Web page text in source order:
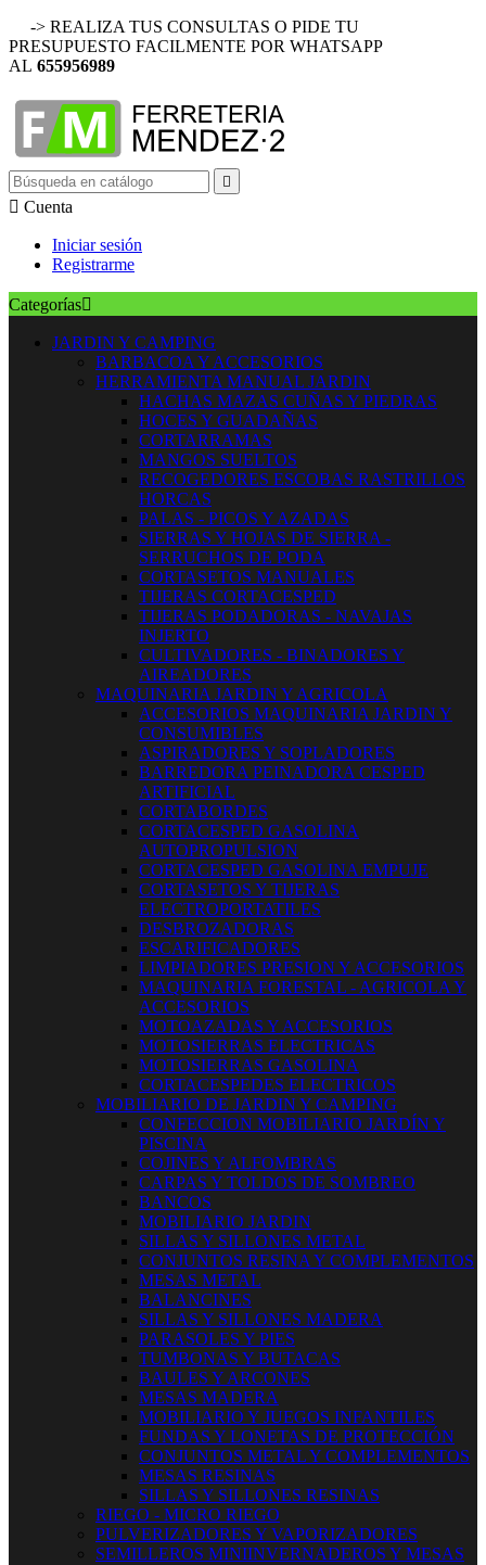
-> REALIZA TUS CONSULTAS O PIDE TU
PRESUPUESTO FACILMENTE POR WHATSAPP
AL 655956989

 Cuenta
Iniciar sesión
Registrarme
Categorías
JARDIN Y CAMPING
BARBACOA Y ACCESORIOS
HERRAMIENTA MANUAL JARDIN
HACHAS MAZAS CUÑAS Y PIEDRAS
HOCES Y GUADAÑAS
CORTARRAMAS
MANGOS SUELTOS
RECOGEDORES ESCOBAS RASTRILLOS
HORCAS
PALAS - PICOS Y AZADAS
SIERRAS Y HOJAS DE SIERRA -
SERRUCHOS DE PODA
CORTASETOS MANUALES
TIJERAS CORTACESPED
TIJERAS PODADORAS - NAVAJAS
INJERTO
CULTIVADORES - BINADORES Y
AIREADORES
MAQUINARIA JARDIN Y AGRICOLA
ACCESORIOS MAQUINARIA JARDIN Y
CONSUMIBLES
ASPIRADORES Y SOPLADORES
BARREDORA PEINADORA CESPED
ARTIFICIAL
CORTABORDES
CORTACESPED GASOLINA
AUTOPROPULSION
CORTACESPED GASOLINA EMPUJE
CORTASETOS Y TIJERAS
ELECTROPORTATILES
DESBROZADORAS
ESCARIFICADORES
LIMPIADORES PRESION Y ACCESORIOS
MAQUINARIA FORESTAL - AGRICOLA Y
ACCESORIOS
MOTOAZADAS Y ACCESORIOS
MOTOSIERRAS ELECTRICAS
MOTOSIERRAS GASOLINA
CORTACESPEDES ELECTRICOS
MOBILIARIO DE JARDIN Y CAMPING
CONFECCION MOBILIARIO JARDÍN Y
PISCINA
COJINES Y ALFOMBRAS
CARPAS Y TOLDOS DE SOMBREO
BANCOS
MOBILIARIO JARDIN
SILLAS Y SILLONES METAL
CONJUNTOS RESINA Y COMPLEMENTOS
MESAS METAL
BALANCINES
SILLAS Y SILLONES MADERA
PARASOLES Y PIES
TUMBONAS Y BUTACAS
BAULES Y ARCONES
MESAS MADERA
MOBILIARIO Y JUEGOS INFANTILES
FUNDAS Y LONETAS DE PROTECCIÓN
CONJUNTOS METAL Y COMPLEMENTOS
MESAS RESINAS
SILLAS Y SILLONES RESINAS
RIEGO - MICRO RIEGO
PULVERIZADORES Y VAPORIZADORES
SEMILLEROS MINIINVERNADEROS Y MESAS